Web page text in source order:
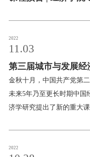
2022
11.03
第三届城市与发展经
告
金秋十月，中国共产党第
未来5年乃至更长时期中国
济学研究提出了新的重大
月5 日-6 日以线上形式举
2022